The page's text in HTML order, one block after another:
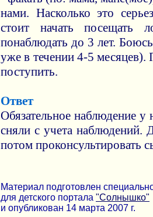
нами. Насколько это
стоит начать посещать
понаблюдать до 3 лет.
уже в течении 4-5 месяцев).
поступить.
Ответ
Обязательное наблюдение у
сняли с учета наблюдений.
потом проконсультировать
Материал подготовлен
для детского портала "Солнышко"
и опубликован 14 марта 2007 г.